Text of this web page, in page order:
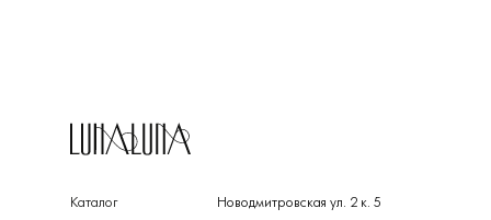
Каталог Новодмитровская ул. 2 к. 5